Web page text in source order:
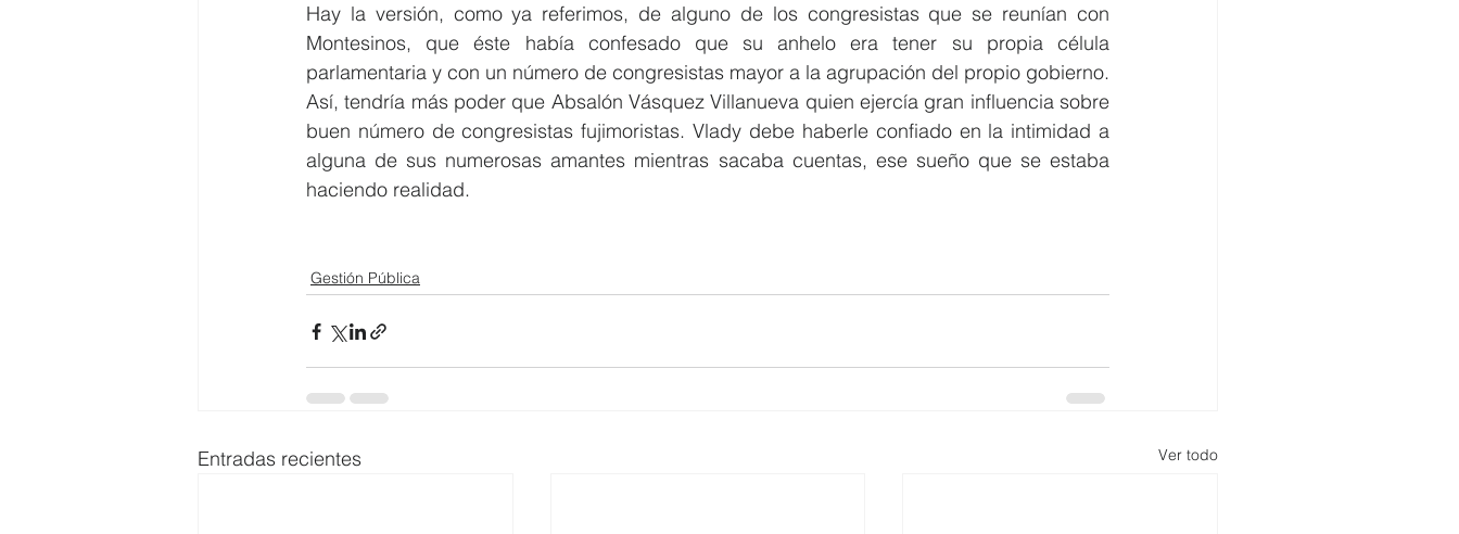
Hay la versión, como ya referimos, de alguno de los congresistas que se reunían con
Montesinos, que éste había confesado que su anhelo era tener su propia célula
parlamentaria y con un número de congresistas mayor a la agrupación del propio gobierno.
Así, tendría más poder que Absalón Vásquez Villanueva quien ejercía gran influencia sobre
buen número de congresistas fujimoristas. Vlady debe haberle confiado en la intimidad a
alguna de sus numerosas amantes mientras sacaba cuentas, ese sueño que se estaba
haciendo realidad.
Gestión Pública
Entradas recientes Ver todo